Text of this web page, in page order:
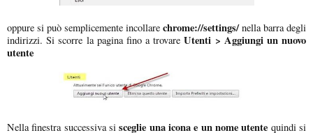
oppure si può semplicemente incollare chrome://settings/nella barra degli
indirizzi. Si scorre la pagina fino a trovareUtenti > Aggiungi un nuovo
utente
Nella finestra successiva sisceglie una icona e un nome utente quindi si